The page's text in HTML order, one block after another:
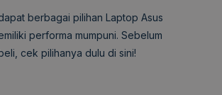
berbagai pilihan Laptop Asus
performa mumpuni. Sebelum
cek pilihanya dulu di sini!